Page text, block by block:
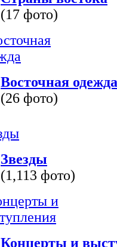
(17 фото)
Восточная одежда
(26 фото)
Звезды
(1,113 фото)
Концерты и